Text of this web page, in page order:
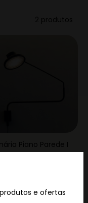
2 produtos
Piano Parede I
e ofertas